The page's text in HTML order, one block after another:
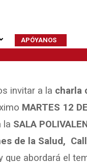
APÓYANOS
invitar a la charla
MARTES 12
la SALA
de la Salud,
que abordará el